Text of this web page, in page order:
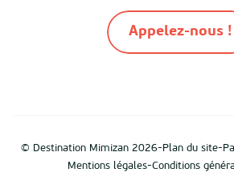
Appelez-nous !
© Destination Mimizan 2026- Plan du site-
Mentions légales-Conditions